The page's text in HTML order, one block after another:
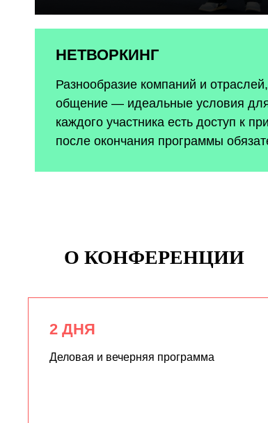
НЕТВОРКИНГ
Разнообразие компаний и
общение — идеальные условия
каждого участника есть доступ к
после окончания программы
О КОНФЕРЕНЦИИ
2 ДНЯ
Деловая и вечерняя программа